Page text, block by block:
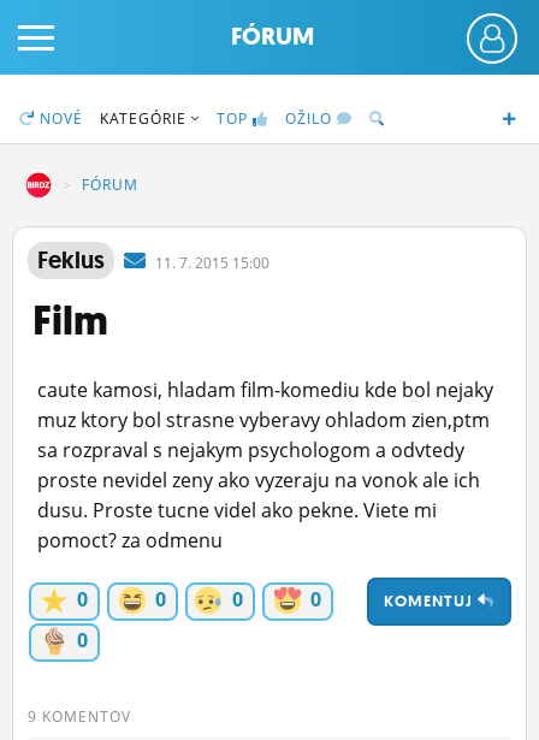
PRIHLÁS SA
ČINŽIAK
STATUSY
BLOGY
OBRÁZKY
MÔJ PROFIL
NASTAVENIA
ROLETA
FÓRUM
NOVÉ KATEGÓRIE TOP OŽILO
FÓRUM
Feklus 11. 7. 2015 15:00
Film
caute kamosi, hladam film-komediu kde bol nejaky
muz ktory bol strasne vyberavy ohladom zien,ptm
sa rozpraval s nejakym psychologom a odvtedy
proste nevidel zeny ako vyzeraju na vonok ale ich
dusu. Proste tucne videl ako pekne. Viete mi
pomoct? za odmenu
KOMENTUJ
0 0 0
0
0
9 KOMENTOV